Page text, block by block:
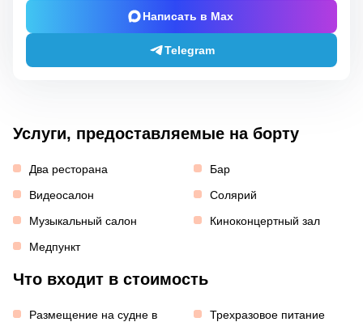
Написать в Max
Telegram
Услуги, предоставляемые на борту
Два ресторана
Бар
Видеосалон
Солярий
Музыкальный салон
Киноконцертный зал
Медпункт
Что входит в стоимость
Размещение на судне в
Трехразовое питание